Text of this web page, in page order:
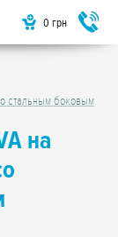
0 грн
стальным боковым
на